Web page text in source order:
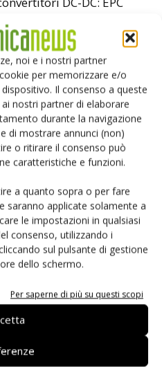
noi e i nostri partner
per memorizzare e/o
Il consenso a queste
nostri partner di elaborare
durante la navigazione
di mostrare annunci (non)
o ritirare il consenso può
caratteristiche e funzioni.
a quanto sopra o per fare
saranno applicate solamente a
le impostazioni in qualsiasi
consenso, utilizzando i
sul pulsante di gestione
dello schermo.
Per saperne di più su questi scopi
il midspan PoE
9601GCI da 90W
Electric alleate sulla
per i data center AI